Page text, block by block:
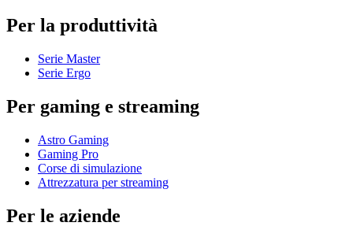
Per la produttività
Serie Master
Serie Ergo
Per gaming e streaming
Astro Gaming
Gaming Pro
Corse di simulazione
Attrezzatura per streaming
Per le aziende